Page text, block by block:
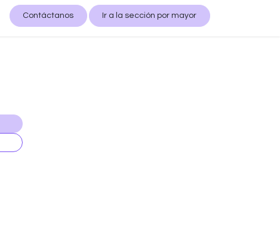
Contáctanos Ir a la sección por mayor